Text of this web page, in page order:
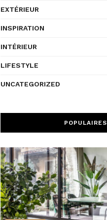
EXTÉRIEUR
INSPIRATION
INTÉRIEUR
LIFESTYLE
UNCATEGORIZED
POPULAIRES